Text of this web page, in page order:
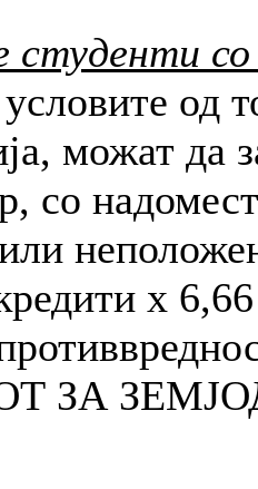
студенти
од
можат
со
x
ЗА